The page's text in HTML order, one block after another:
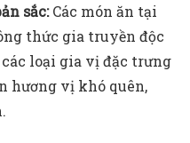
sắc:Các món ăn tại
thức gia truyền độc
loại gia vị đặc trưng
hương vị khó quên,